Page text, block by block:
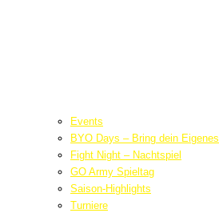
Events
BYO Days – Bring dein Eigenes
Fight Night – Nachtspiel
GO Army Spieltag
Saison-Highlights
Turniere